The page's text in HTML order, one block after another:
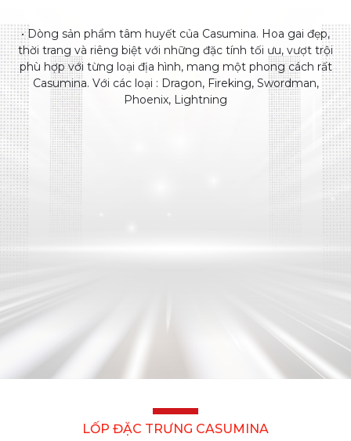
• Dòng sản phẩm tâm huyết của Casumina. Hoa gai đẹp,
thời trang và riêng biệt với những đặc tính tối ưu, vượt trội
phù hợp với từng loại địa hình, mang một phong cách rất
Casumina. Với các loại : Dragon, Fireking, Swordman,
Phoenix, Lightning
LỐP ĐẶC TRƯNG CASUMINA